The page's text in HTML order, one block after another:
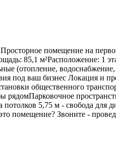
помещение на
85,1 м²Расположение: 1
(отопление,
под ваш бизнес Локация
общественного
потолков 5,75 м - свобода
помещение? Звоните -